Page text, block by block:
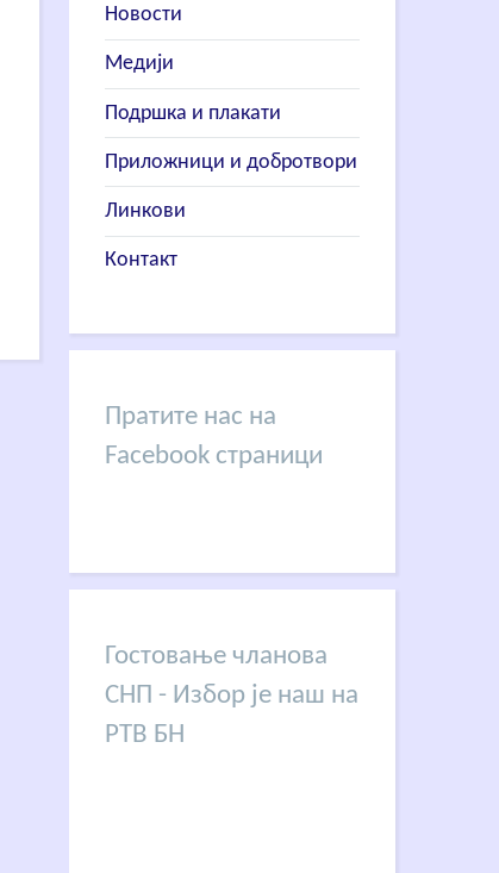
Новости
Медији
Подршка и плакати
Приложници и добротвори
Линкови
Контакт
Пратите нас на
Facebook страници
Гостовање чланова
СНП - Избор је наш на
РТВ БН